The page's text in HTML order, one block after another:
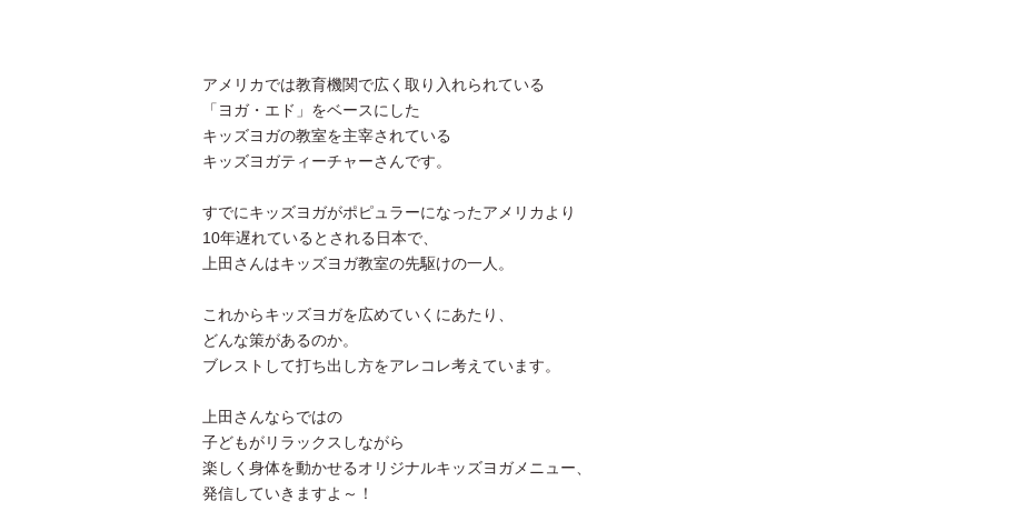
アメリカでは教育機関で広く取り入れられている
「ヨガ・エド」をベースにした
キッズヨガの教室を主宰されている
キッズヨガティーチャーさんです。
すでにキッズヨガがポピュラーになったアメリカより
10年遅れているとされる日本で、
上田さんはキッズヨガ教室の先駆けの一人。
これからキッズヨガを広めていくにあたり、
どんな策があるのか。
ブレストして打ち出し方をアレコレ考えています。
上田さんならではの
子どもがリラックスしながら
楽しく身体を動かせるオリジナルキッズヨガメニュー、
発信していきますよ～！